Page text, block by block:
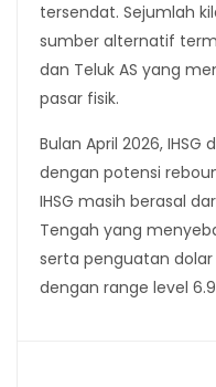
tersendat. Sejumlah
sumber alternatif
dan Teluk AS yang
pasar fisik.
Bulan April 2026,
dengan potensi
IHSG masih berasal
Tengah yang
serta penguatan dolar
dengan range level